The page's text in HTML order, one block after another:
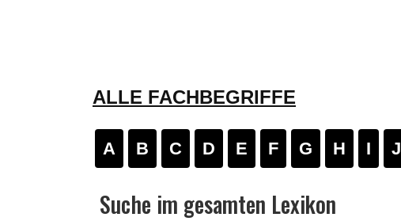
ALLE FACHBEGRIFFE
A B C D E F G H I J
Suche im gesamten Lexikon